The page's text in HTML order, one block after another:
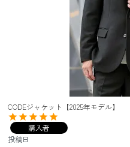
CODEジャケット【2025年モデル】
購入者
投稿日